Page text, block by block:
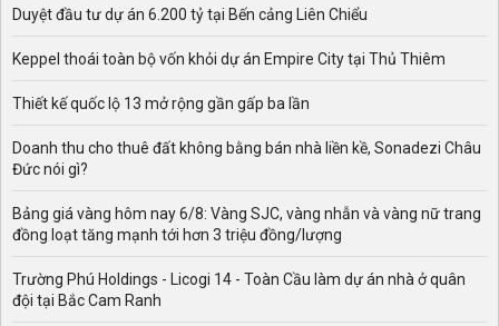
Duyệt đầu tư dự án 6.200 tỷ tại Bến cảng Liên Chiểu
Keppel thoái toàn bộ vốn khỏi dự án Empire City tại Thủ Thiêm
Thiết kế quốc lộ 13 mở rộng gần gấp ba lần
Doanh thu cho thuê đất không bằng bán nhà liền kề, Sonadezi Châu
Đức nói gì?
Bảng giá vàng hôm nay 6/8: Vàng SJC, vàng nhẫn và vàng nữ trang
đồng loạt tăng mạnh tới hơn 3 triệu đồng/lượng
Trường Phú Holdings - Licogi 14 - Toàn Cầu làm dự án nhà ở quân
đội tại Bắc Cam Ranh